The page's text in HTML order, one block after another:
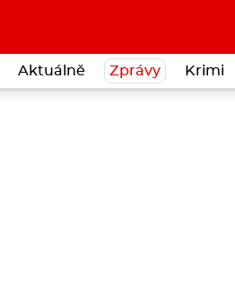
Aktuálně Zprávy Krimi